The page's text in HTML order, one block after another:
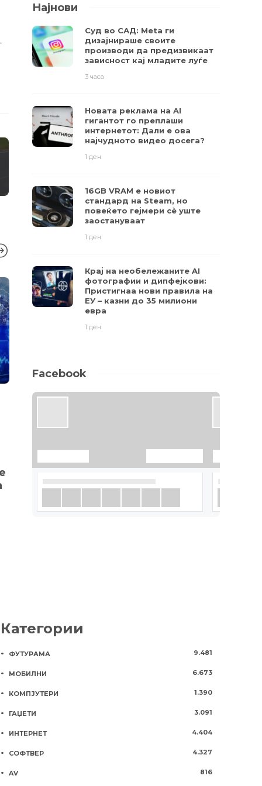
Месечината и Земјата
(ВИДЕО)
текови
8 години
Најнови
Суд во САД: Meta ги
дизајнираше своите
производи да предизвикаат
зависност кај младите луѓе
3 часа
Новата реклама на AI
гигантот го преплаши
интернетот: Дали е ова
најчудното видео досега?
1 ден
16GB VRAM е новиот
стандард на Steam, но
повеќето гејмери ​​сè уште
заостануваат
1 ден
Крај на необележаните AI
фотографии и дипфејкови:
Пристигнаа нови правила на
ЕУ – казни до 35 милиони
евра
1 ден
Facebook
Категории
ФУТУРАМА 9.481
МОБИЛНИ 6.673
КОМПЈУТЕРИ 1.390
ГАЏЕТИ 3.091
ИНТЕРНЕТ 4.404
СОФТВЕР 4.327
AV 816